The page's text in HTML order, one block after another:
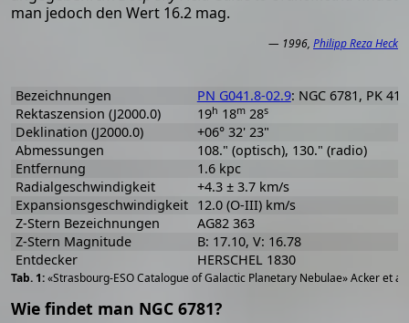
man jedoch den Wert 16.2 mag.
— 1996, Philipp Reza Heck
«Strasbourg-ESO Catalogue of Galactic Planetary Nebulae» Acker et
Bezeichnungen PN G041.8-02.9: NGC 6781, PK
Rektaszension (J2000.0)
19h 18m28s
Deklination (J2000.0)
+06° 32' 23"
Abmessungen
108." (optisch), 130." (radio)
Entfernung
1.6 kpc
Radialgeschwindigkeit
+4.3 ± 3.7 km/s
Expansionsgeschwindigkeit 12.0 (O-III) km/s
Z-Stern Bezeichnungen
AG82 363
Z-Stern Magnitude
B: 17.10, V: 16.78
Entdecker
HERSCHEL 1830
Wie findet man NGC 6781?